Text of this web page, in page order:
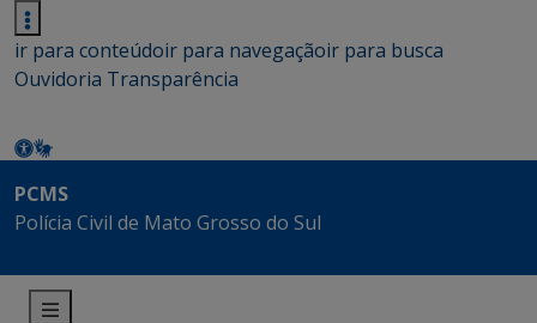
ir para conteúdoir para navegaçãoir para busca
Ouvidoria Transparência
PCMS
Polícia Civil de Mato Grosso do Sul